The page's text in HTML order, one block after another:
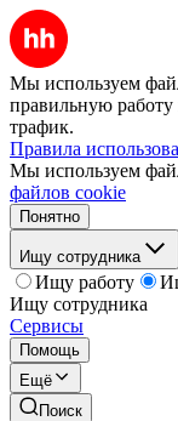
Мы используем
правильную работу
трафик.
Правила
Мы используем
файлов cookie
Понятно
Ищу сотрудника
Ищу работу
Ищу сотрудника
Сервисы
Помощь
Ещё
Поиск